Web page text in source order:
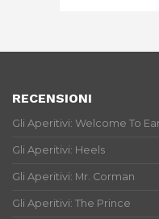
RECENSIONI
Gli Aperitivi: Welcome To
Gli Aperitivi: Heels
Gli Aperitivi: Mr. Corman
Gli Aperitivi: The Prince